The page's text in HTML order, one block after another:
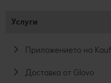
Услуги
Приложението на
Доставка от Glovo